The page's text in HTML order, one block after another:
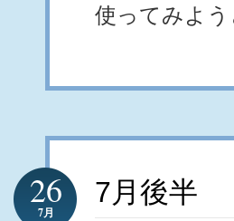
使ってみよ
7月後半
26
7月